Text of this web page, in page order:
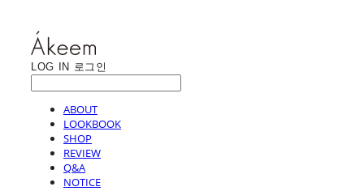
LOG IN 로그인
ABOUT
LOOKBOOK
SHOP
REVIEW
Q&A
NOTICE